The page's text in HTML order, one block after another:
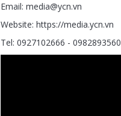
Email: media@ycn.vn
Website: https://media.ycn.vn
Tel: 0927102666 - 0982893560